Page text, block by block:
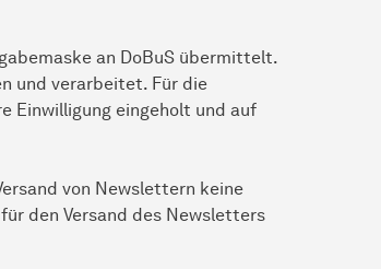
an DoBuS übermittelt.
und verarbeitet. Für die
Einwilligung eingeholt und auf
von Newslettern keine
den Versand des Newsletters